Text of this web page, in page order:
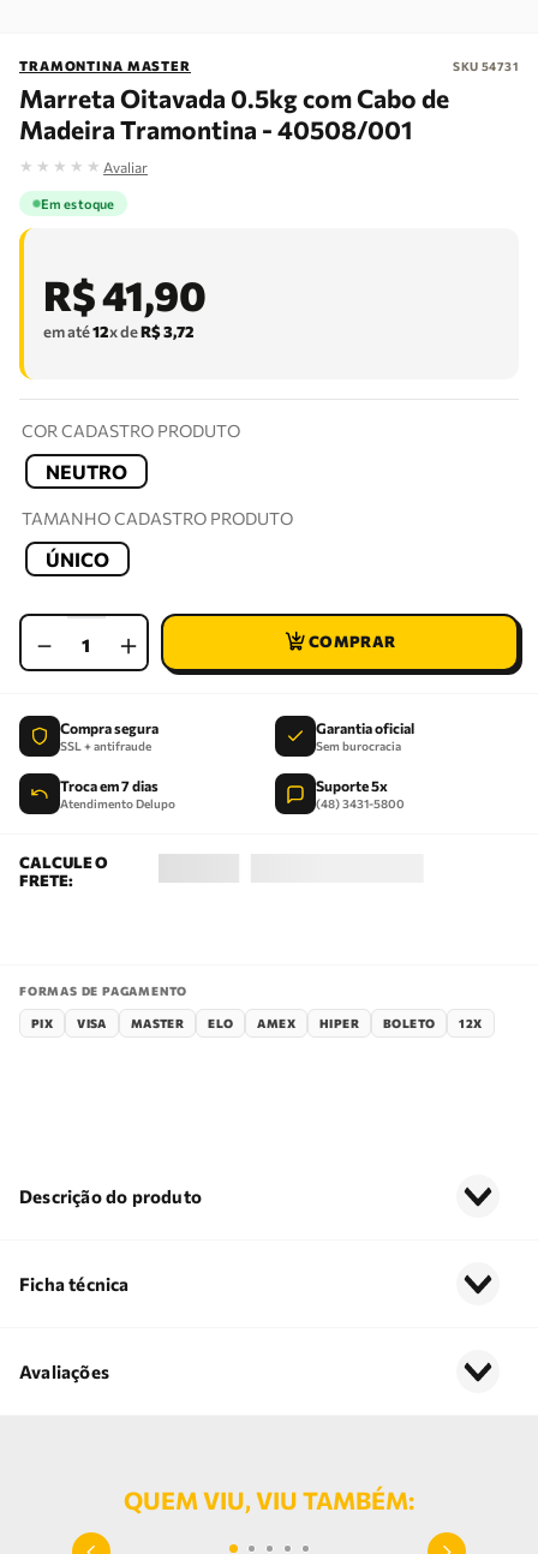
TRAMONTINA MASTER SKU 54731
Marreta Oitavada 0.5kg com Cabo de
Madeira Tramontina - 40508/001
★ ★ ★ ★ ★ Avaliar
Em estoque
R$41,90
em até12x deR$3,72
COR CADASTRO PRODUTO
NEUTRO
TAMANHO CADASTRO PRODUTO
ÚNICO
＋
－
Compra segura
SSL + antifraude
Garantia oficial
Sem burocracia
Troca em 7 dias
Atendimento Delupo
Suporte 5x
(48) 3431-5800
FORMAS DE PAGAMENTO
PIX VISA MASTER ELO AMEX HIPER BOLETO 12X
Descrição do produto
Ficha técnica
Avaliações
QUEM VIU, VIU TAMBÉM: